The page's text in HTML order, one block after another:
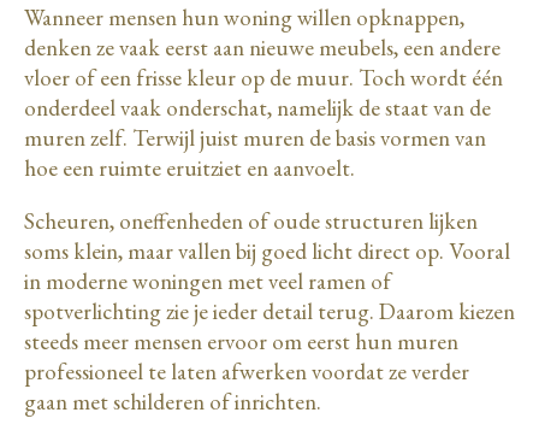
Wanneer mensen hun woning willen opknappen,
denken ze vaak eerst aan nieuwe meubels, een andere
vloer of een frisse kleur op de muur. Toch wordt één
onderdeel vaak onderschat, namelijk de staat van de
muren zelf. Terwijl juist muren de basis vormen van
hoe een ruimte eruitziet en aanvoelt.
Scheuren, oneffenheden of oude structuren lijken
soms klein, maar vallen bij goed licht direct op. Vooral
in moderne woningen met veel ramen of
spotverlichting zie je ieder detail terug. Daarom kiezen
steeds meer mensen ervoor om eerst hun muren
professioneel te laten afwerken voordat ze verder
gaan met schilderen of inrichten.